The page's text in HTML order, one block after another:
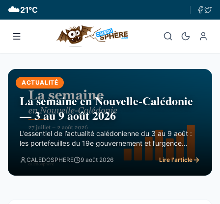
☁️21°C
ACTUALITÉ
La semaine en Nouvelle-Calédonie
— 3 au 9 août 2026
L’essentiel de l’actualité calédonienne du 3 au 9 août :
les portefeuilles du 19e gouvernement et l’urgence
incendies du Mont-Dore, le Betico en panne et le Forum
CALEDOSPHERE 9 août 2026 Lire l'article